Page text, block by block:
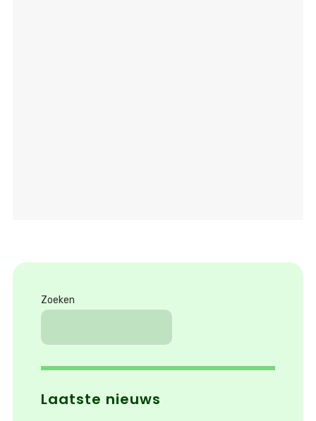
Zoeken
Laatste nieuws